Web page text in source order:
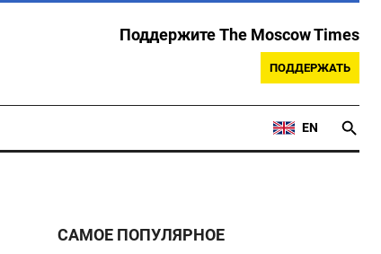
Поддержите The Moscow Times
ПОДДЕРЖАТЬ
EN
САМОЕ ПОПУЛЯРНОЕ